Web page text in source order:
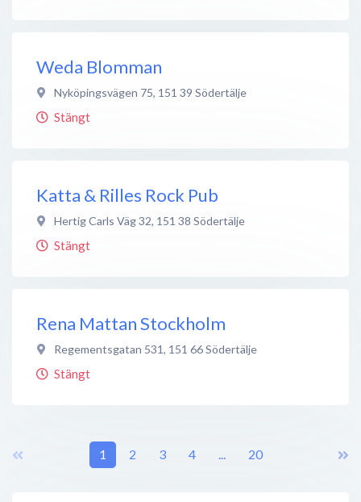
Weda Blomman
Nyköpingsvägen 75, 151 39 Södertälje
Stängt
Katta & Rilles Rock Pub
Hertig Carls Väg 32, 151 38 Södertälje
Stängt
Rena Mattan Stockholm
Regementsgatan 531, 151 66Södertälje
Stängt
1 2 3 4 ... 20